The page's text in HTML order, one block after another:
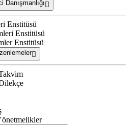
Danışmanlığı
Enstitüsü
Enstitüsü
Enstitüsü